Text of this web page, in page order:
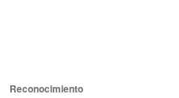
Reconocimiento